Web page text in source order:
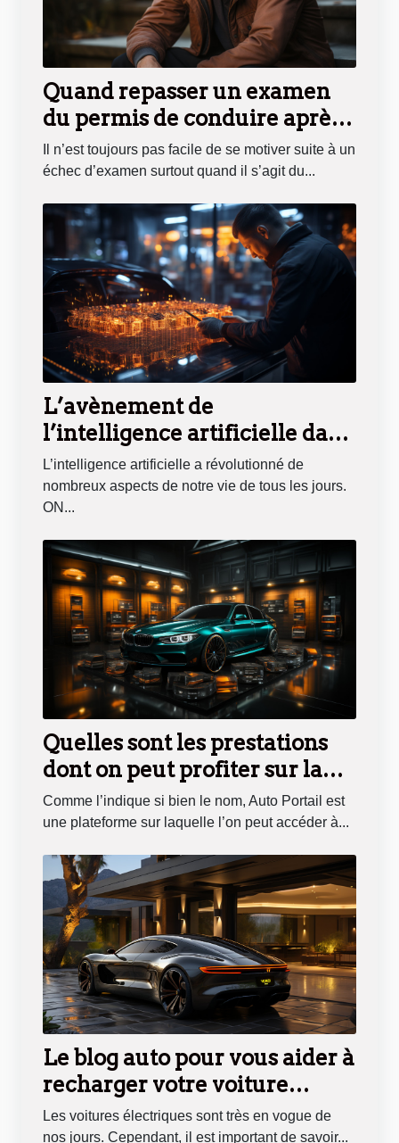
Quand repasser un examen
du permis de conduire après
un échec ?
Il n’est toujours pas facile de se motiver suite à un
échec d’examen surtout quand il s’agit du...
L’avènement de
l’intelligence artificielle dans
l’automobile
L’intelligence artificielle a révolutionné de
nombreux aspects de notre vie de tous les jours.
ON...
Quelles sont les prestations
dont on peut profiter sur la
plateforme en ligne Auto
Portail ?
Comme l’indique si bien le nom, Auto Portail est
une plateforme sur laquelle l’on peut accéder à...
Le blog auto pour vous aider à
recharger votre voiture
électrique
Les voitures électriques sont très en vogue de
nos jours. Cependant, il est important de savoir...